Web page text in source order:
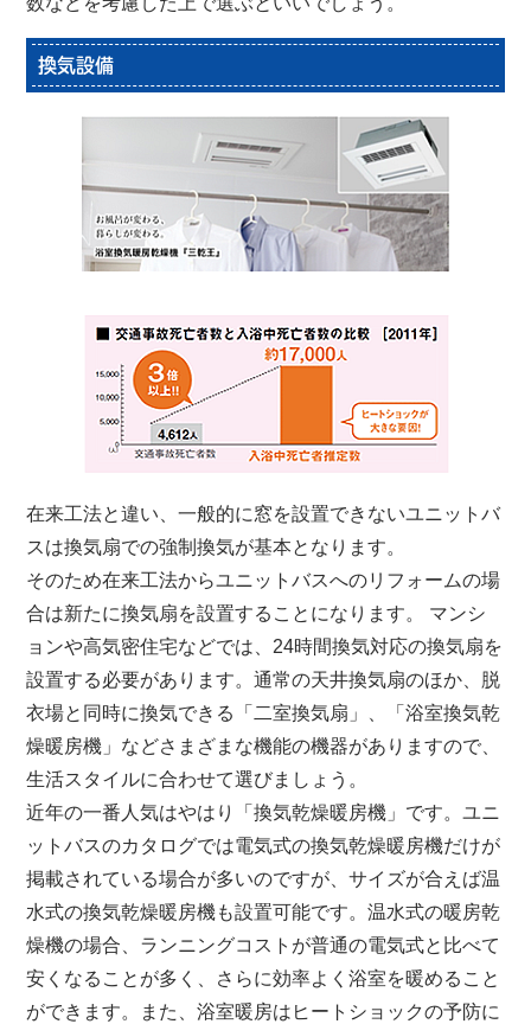
換気設備
在来工法と違い、一般的に窓を設置できないユニットバ
スは換気扇での強制換気が基本となります。
そのため在来工法からユニットバスへのリフォームの場
合は新たに換気扇を設置することになります。 マンシ
ョンや高気密住宅などでは、24時間換気対応の換気扇を
設置する必要があります。通常の天井換気扇のほか、脱
衣場と同時に換気できる「二室換気扇」、「浴室換気乾
燥暖房機」などさまざまな機能の機器がありますので、
生活スタイルに合わせて選びましょう。
近年の一番人気はやはり「換気乾燥暖房機」です。ユニ
ットバスのカタログでは電気式の換気乾燥暖房機だけが
掲載されている場合が多いのですが、サイズが合えば温
水式の換気乾燥暖房機も設置可能です。温水式の暖房乾
燥機の場合、ランニングコストが普通の電気式と比べて
安くなることが多く、さらに効率よく浴室を暖めること
ができます。また、浴室暖房はヒートショックの予防に